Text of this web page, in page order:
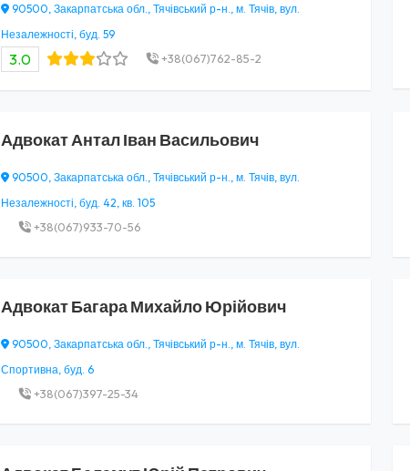
90500, Закарпатська обл., Тячівський р-н., м. Тячів, вул.
Незалежності, буд. 59
3.0 +38(067)762-85-2
АдвокатАнтал Іван Васильович
90500, Закарпатська обл., Тячівський р-н., м. Тячів, вул.
Незалежності, буд. 42, кв. 105
+38(067)933-70-56
АдвокатБагара Михайло Юрійович
90500, Закарпатська обл., Тячівський р-н., м. Тячів, вул.
Спортивна, буд. 6
+38(067)397-25-34